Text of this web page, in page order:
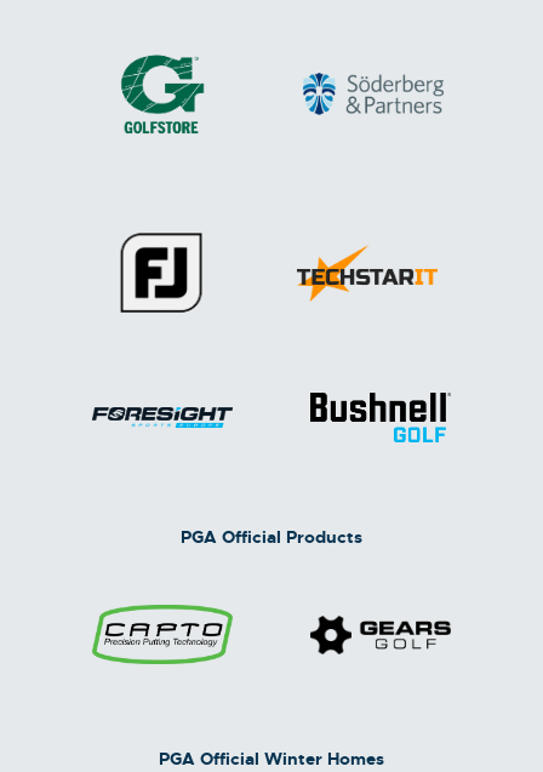
PGA Official Products
PGA Official Winter Homes